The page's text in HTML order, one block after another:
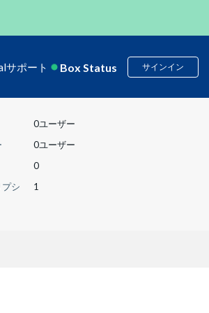
サポート Box Status サインイン
0ユーザー
0ユーザー
0
シ
1